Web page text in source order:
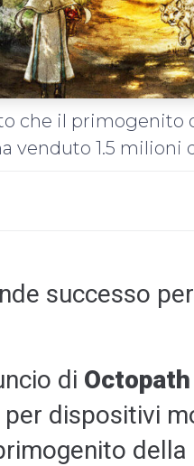
che il primogenito
venduto 1.5
successo
di
per dispositivi